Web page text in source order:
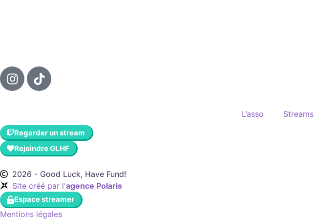
L’asso Streams
Regarder un stream
Rejoindre GLHF
2026 - Good Luck, Have Fund!
Site créé par l'agence Polaris
Espace streamer
Mentions légales